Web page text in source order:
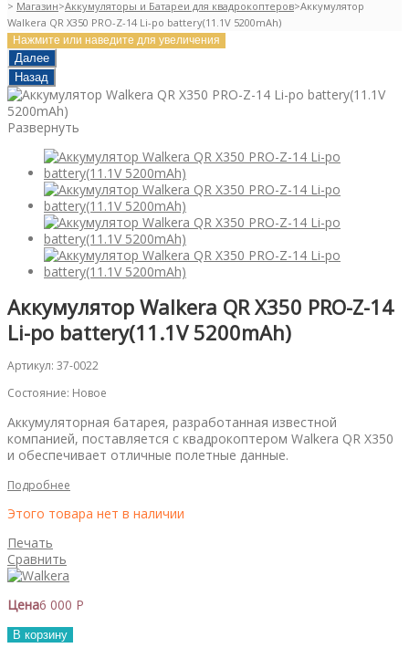
> Магазин>Аккумуляторы и Батареи для квадрокоптеров>Аккумулятор
Walkera QR X350 PRO-Z-14 Li-po battery(11.1V 5200mAh)
Нажмите или наведите для увеличения
Далее
Назад
Развернуть
Аккумулятор Walkera QR X350 PRO-Z-14
Li-po battery(11.1V 5200mAh)
Артикул: 37-0022
Состояние: Новое
Аккумуляторная батарея, разработанная известной
компанией, поставляется с квадрокоптером Walkera QR X350
и обеспечивает отличные полетные данные.
Подробнее
Этого товара нет в наличии
Печать
Сравнить
Цена6 000 P
В корзину